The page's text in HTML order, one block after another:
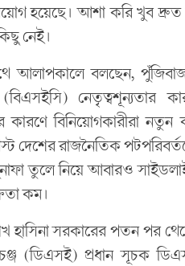
হয়েছে। আশা করি খুব দ্রুত
নেই।
আলাপকালে বলছেন,
নেতৃত্বশূন্যতার
বিনিয়োগকারীরা নতুন
রাজনৈতিক
তুলে নিয়ে আবারও
কম।
শেখ হাসিনা সরকারের পতন
(ডিএসই) প্রধান সূচক